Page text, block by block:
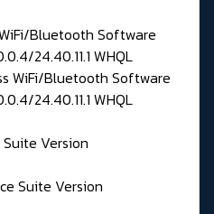
Bluetooth Software
24.40.11.1 WHQL
Version